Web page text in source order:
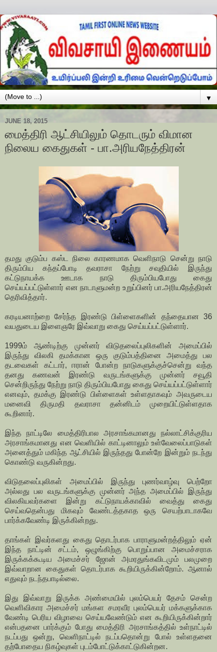
▼
JUNE 18, 2015
மைத்திரி ஆட்சியிலும் தொடரும் விமான
நிலைய கைதுகள் - பா.அரியநேத்திரன்
தமது குடும்ப கஸ்ட நிலை காரணமாக வெளிநாடு சென்று நாடு
திரும்பிய கந்தப்போடி தவராசா நேற்று சவுதியில் இருந்து
கட்டுநாயக்க ஊடாக நாடு திரும்பியபோது கைது
செய்யப்பட்டுள்ளார் என நாடாளுமன்ற உறுப்பினர் பா.அரியநேத்திரன்
தெரிவித்தார்.
கரடியனாற்றை சேர்ந்த இரண்டு பிள்ளைகளின் தந்தையான 36
வயதுடைய இளைஞரே இவ்வாறு கைது செய்யப்பட்டுள்ளார்.
1999ம் ஆண்டிற்கு முன்னர் விடுதலைப்புலிகளின் அமைப்பில்
இருந்து விலகி தமக்கான ஒரு குடும்பத்தினை அமைத்து பல
தடவைகள் கட்டார், ஈரான் போன்ற நாடுகளுக்குச்சென்று வந்த
தனது கணவன் இரண்டு வருடங்களுக்கு முன்னர் சவூதி
சென்றிருந்து நேற்று நாடு திரும்பியபோது கைது செய்யப்பட்டுள்ளார்
எனவும், தமக்கு இரண்டு பிள்ளைகள் உள்ளதாகவும் அவருடைய
மனைவி திருமதி தவராசா தன்னிடம் முறையிட்டுள்ளதாக
கூறினார்.
இந்த நாட்டிலே மைத்திரிபால அரசாங்கமானது நல்லாட்சிக்குரிய
அரசாங்கமானது என வெளியில் காட்டினாலும் உள்வேலைப்பாடுகள்
அனைத்தும் மகிந்த ஆட்சியில் இருந்தது போன்றே இன்றும் நடந்து
கொண்டு வருகின்றது.
விடுதலைப்புலிகள் அமைப்பில் இருந்து புணர்வாழ்வு பெற்றோ
அல்லது பல வருடங்களுக்கு முன்னர் அந்த அமைப்பில் இருந்து
விலகியவர்களை இன்று கட்டுநாயக்காவில் வைத்து கைது
செய்வதென்பது மிகவும் வேண்டத்தகாத ஒரு செயற்பாடாகவே
பார்க்கவேண்டி இருக்கின்றது.
தாங்கள் இவர்களது கைது தொடர்பாக பாராளுமன்றத்திலும் ஏன்
இந்த நாட்டின் சட்டம், ஒழுங்கிற்கு பொறுப்பான அமைச்சராக
இருக்கக்கூடிய அமைச்சர் ஜோன் அமரதுங்கவிடமும் பலமுறை
இவ்வாறான கைதுகள் தொடர்பாக கூறியிருக்கின்றோம். ஆனால்
எதுவும் நடந்தபாடில்லை.
இது இவ்வாறு இருக்க அண்மையில் புலம்பெயர் தேசம் சென்ற
வெளிவிகார அமைச்சர் மங்கள சமரவீர புலம்பெயர் மக்களுக்காக
வேண்டி பெரிய விழாவை செய்யவேண்டும் என கூறியிருக்கின்றார்
என்பதனை பார்க்கும் போது மைத்திரி அரசாங்கத்தில் உள்நாட்டில்
நடப்பது ஒன்று, வெளிநாட்டில் நடப்பதொன்று போல் உள்ளதனை
தற்போதைய நிகழ்வுகள் புடம்போட்டுக்காட்டுகின்றன.